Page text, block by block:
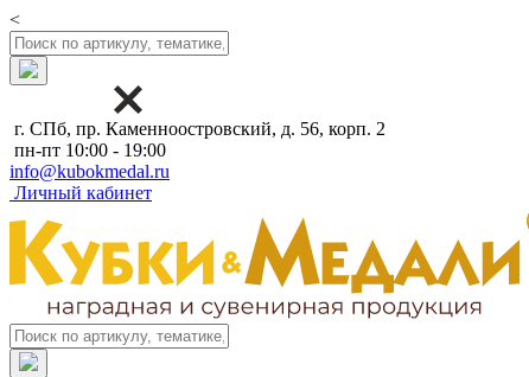
<
г. СПб, пр. Каменноостровский, д. 56, корп. 2
пн-пт 10:00 - 19:00
info@kubokmedal.ru
Личный кабинет